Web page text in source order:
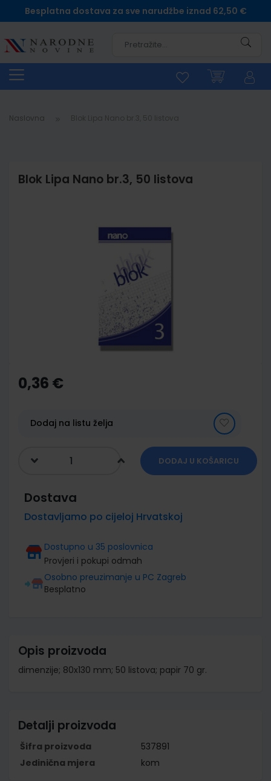
Besplatna dostava za sve narudžbe iznad 62,50 €
Naslovna
Blok Lipa Nano br.3, 50 listova
the
beginning
gallery
0,36 €
Dodaj na listu želja
DODAJ U KOŠARICU
Dostava
Dostavljamo po cijeloj Hrvatskoj
Dostupno u 35 poslovnica
Provjeri i pokupi odmah
Osobno preuzimanje u PC Zagreb
Besplatno
Opis proizvoda
dimenzije; 80x130 mm; 50 listova; papir 70 gr.
Detalji proizvoda
Šifra proizvoda
537891
Jedinična mjera
kom